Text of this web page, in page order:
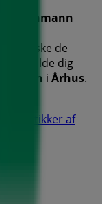
Deichmann
udforske de
og holde dig
i Århus.
butikker af